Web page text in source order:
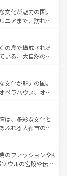
はのユニークな
町歩きも満喫する
価も高いが、旅行
なお、新
照してほしい。
文化が魅力の国。
ニアまで、訪れる
、エンターテイ
。一方、アメリカ
ニオンやイエロー
融合した独特の
異なる魅力を楽
感じることができ
。
の島で構成される
いる。大自然の神
といえばオアフ
島やカウアイ島が
をはじめ、豊かな
くれるハワイの
アンミュージッ
ハワイの魅力を彩
文化が魅力の国。
ペラハウス、オー
（エアーズロッ
ンズの熱帯雨林な
やワイン、オージ
ーフィンやダイ
きにはたまらな
に味わいつくそ
は、多彩な文化と
ふれる大都市の台
ど、都市の喧騒
人に新しい発見と
台湾の食文化も魅
のファッションやK
ウルの宮殿や伝統